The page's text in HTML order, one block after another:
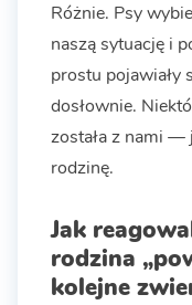
Różnie. Psy
naszą sytuację i
prostu pojawiały
dosłownie.
została z nami —
rodzinę.
Jak
rodzina
kolejne